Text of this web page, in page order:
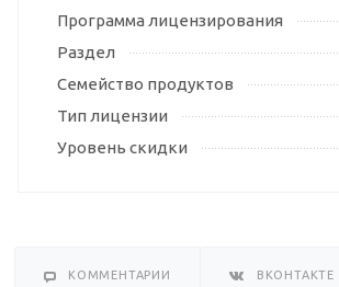
Программа лицензирования
Раздел
Семейство продуктов
Тип лицензии
Уровень скидки
КОММЕНТАРИИ ВКОНТАКТЕ